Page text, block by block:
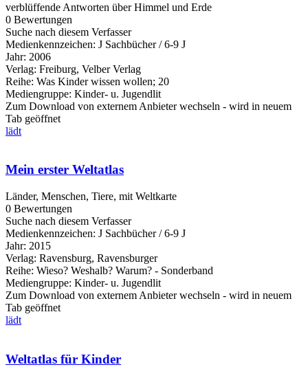
verblüffende Antworten über Himmel und Erde
0 Bewertungen
Suche nach diesem Verfasser
Medienkennzeichen: J Sachbücher / 6-9 J
Jahr: 2006
Verlag: Freiburg, Velber Verlag
Reihe: Was Kinder wissen wollen; 20
Mediengruppe: Kinder- u. Jugendlit
Zum Download von externem Anbieter wechseln - wird in neuem
Tab geöffnet
lädt
Mein erster Weltatlas
Länder, Menschen, Tiere, mit Weltkarte
0 Bewertungen
Suche nach diesem Verfasser
Medienkennzeichen: J Sachbücher / 6-9 J
Jahr: 2015
Verlag: Ravensburg, Ravensburger
Reihe: Wieso? Weshalb? Warum? - Sonderband
Mediengruppe: Kinder- u. Jugendlit
Zum Download von externem Anbieter wechseln - wird in neuem
Tab geöffnet
lädt
Weltatlas für Kinder